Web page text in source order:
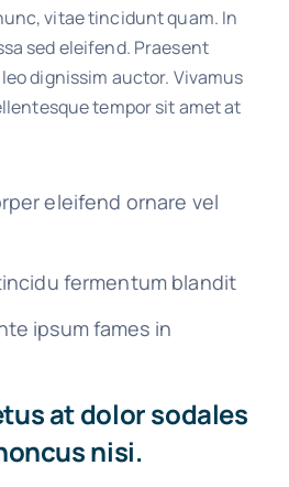
vitae tincidunt quam. In
sed eleifend. Praesent
dignissim auctor. Vivamus
tempor sit amet at
eleifend ornare vel
fermentum blandit
ipsum fames in
at dolor sodales
nisi.